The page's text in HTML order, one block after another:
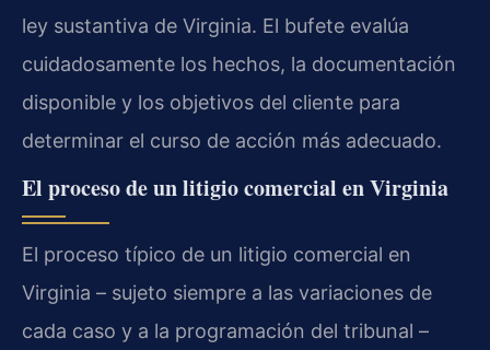
ley sustantiva de Virginia. El bufete evalúa
cuidadosamente los hechos, la documentación
disponible y los objetivos del cliente para
determinar el curso de acción más adecuado.
El proceso de un litigio comercial en Virginia
El proceso típico de un litigio comercial en
Virginia – sujeto siempre a las variaciones de
cada caso y a la programación del tribunal –